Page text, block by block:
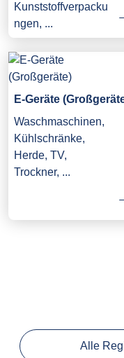
Kunststoffverpacku
ngen, ...
E-Geräte
Waschmaschinen,
Kühlschränke,
Herde, TV,
Trockner, ...
Alle